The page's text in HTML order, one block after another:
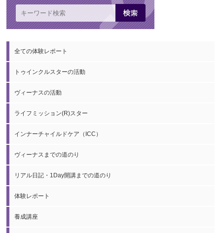
全ての体験レポート
トゥインクルスターの活動
ヴィーナスの活動
ライフミッション(R)スター
インナーチャイルドケア（ICC）
ヴィーナスまでの道のり
リアル日記・1Day開講までの道のり
体験レポート
養成講座